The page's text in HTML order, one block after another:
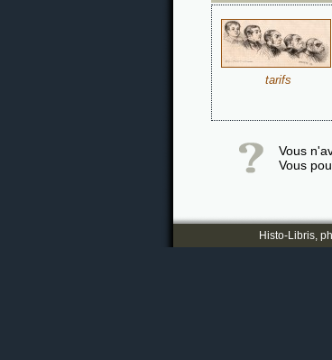
tarifs
Vous
Vous
Histo-Libris,